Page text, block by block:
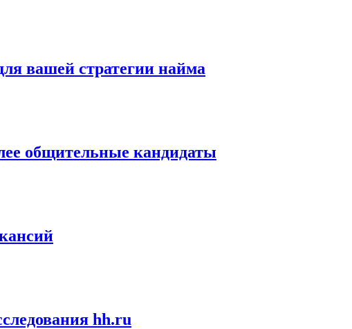
вашей стратегии найма
общительные кандидаты
hh.ru